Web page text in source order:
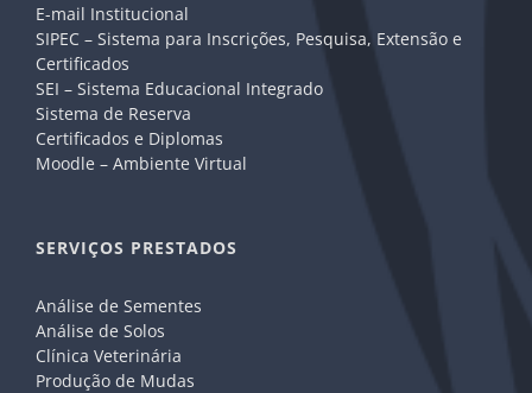
E-mail Institucional
SIPEC – Sistema para Inscrições, Pesquisa, Extensão e
Certificados
SEI – Sistema Educacional Integrado
Sistema de Reserva
Certificados e Diplomas
Moodle – Ambiente Virtual
SERVIÇOS PRESTADOS
Análise de Sementes
Análise de Solos
Clínica Veterinária
Produção de Mudas